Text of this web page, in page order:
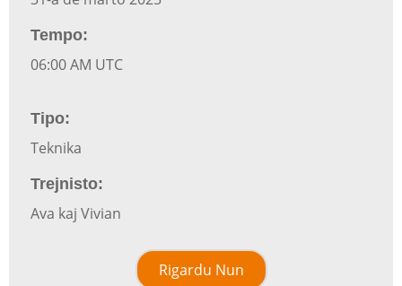
Tempo:
06:00 AM UTC
Tipo:
Teknika
Trejnisto:
Ava kaj Vivian
Rigardu Nun